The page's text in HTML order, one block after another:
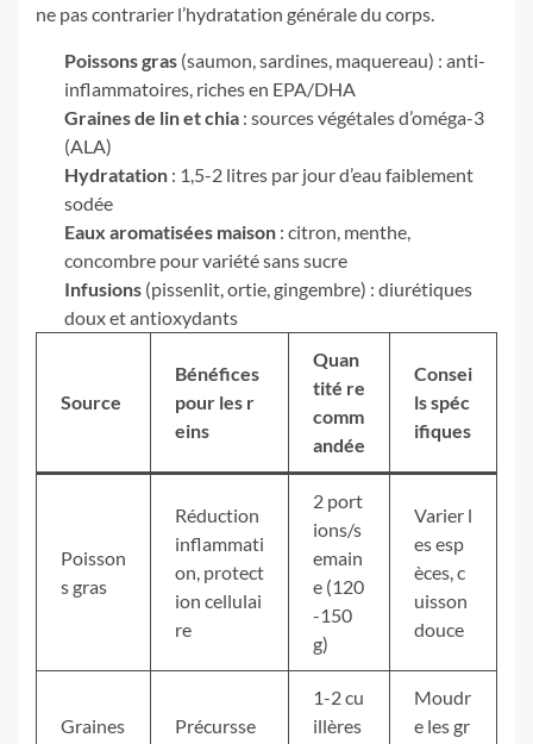
ne pas contrarier l’hydratation générale du corps.
Poissons gras (saumon, sardines, maquereau) : anti-
inflammatoires, riches en EPA/DHA
Graines de lin et chia : sources végétales d’oméga-3
(ALA)
Hydratation : 1,5-2 litres par jour d’eau faiblement
sodée
Eaux aromatisées maison : citron, menthe,
concombre pour variété sans sucre
Infusions (pissenlit, ortie, gingembre) : diurétiques
doux et antioxydants
Source
Bénéfices
pour les r
eins
Quan
tité re
comm
andée
Consei
ls spéc
ifiques
Poisson
s gras
Réduction
inflammati
on, protect
ion cellulai
re
2 port
ions/s
emain
e (120
-150
g)
Varier l
es esp
èces, c
uisson
douce
Graines
Précursse
1-2 cu
illères
Moudr
e les gr